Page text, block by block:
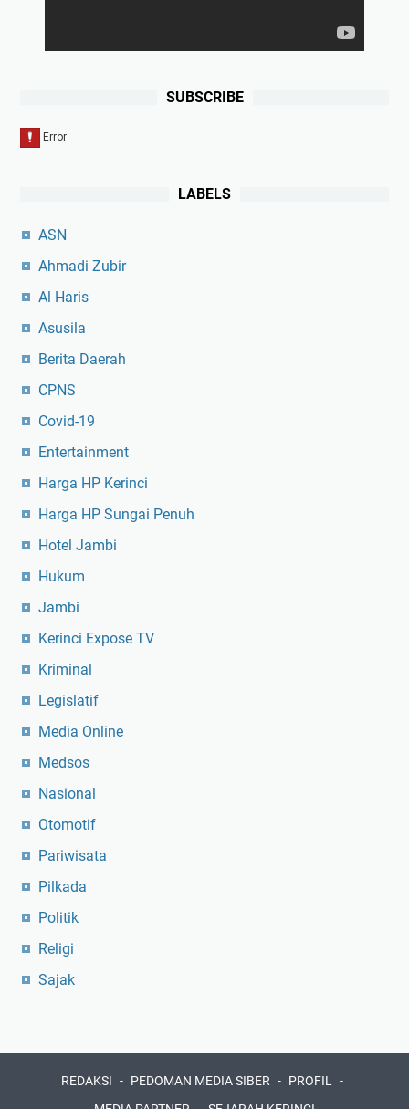
SUBSCRIBE
LABELS
ASN
Ahmadi Zubir
Al Haris
Asusila
Berita Daerah
CPNS
Covid-19
Entertainment
Harga HP Kerinci
Harga HP Sungai Penuh
Hotel Jambi
Hukum
Jambi
Kerinci Expose TV
Kriminal
Legislatif
Media Online
Medsos
Nasional
Otomotif
Pariwisata
Pilkada
Politik
Religi
Sajak
REDAKSI PEDOMAN MEDIA SIBER
PROFIL